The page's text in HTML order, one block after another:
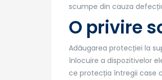
scumpe din cauza
O privire
Adăugarea protecției la
înlocuire a dispozitivelor
ce protecția întregii case
Intrați în legătură